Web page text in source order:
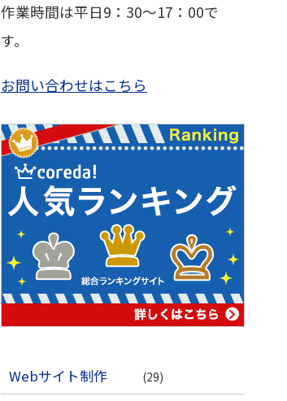
作業時間は平日9：30～17：00で
す。
お問い合わせはこちら
Webサイト制作 (29)